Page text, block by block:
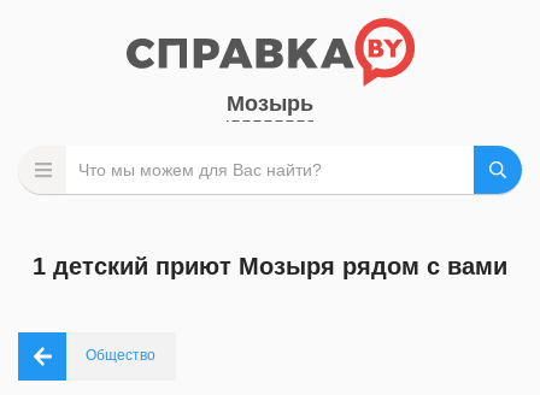
Мозырь
1 детский приют Мозыря рядом с вами
Общество